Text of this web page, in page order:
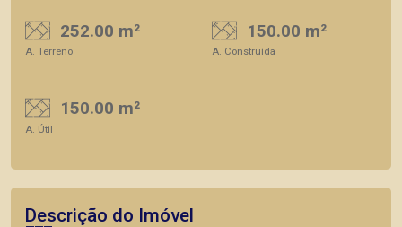
252.00 m²
A. Terreno
150.00 m²
A. Construída
150.00 m²
A. Útil
Descrição do Imóvel